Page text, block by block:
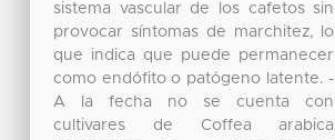
sistema vascular de los cafetos sin
provocar síntomas de marchitez, lo
que indica que puede permanecer
como endófito o patógeno latente. -
A la fecha no se cuenta con
cultivares de Coffea arabica